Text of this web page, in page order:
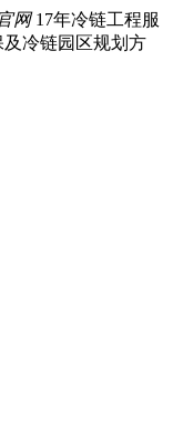
网 17年冷链工程服
冷链园区规划方